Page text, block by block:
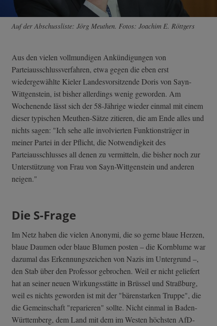
Auf der Abschussliste: Jörg Meuthen. Fotos: Joachim E. Röttgers
Aus den vielen vollmundigen Ankündigungen von
Parteiausschlussverfahren, etwa gegen die eben erst
wiedergewählte Kieler Landesvorsitzende Doris von Sayn-
Wittgenstein, ist bisher allerdings wenig geworden. Am
Wochenende lässt sich der 58-Jährige wieder einmal mit einem
dieser typischen Meuthen-Sätze zitieren, die am Ende alles und
nichts sagen: "Ich sehe alle involvierten Funktionsträger in
meiner Partei in der Pflicht, die Notwendigkeit des
Parteiausschlusses all denen zu vermitteln, die bisher noch zur
Unterstützung von Frau von Sayn-Wittgenstein und anderen
neigen."
Die S-Frage
Im Netz haben die vielen Anonymi, die so gerne blaue Herzen,
blaue Daumen oder blaue Blumen posten – die Kornblume war
dazumal das Erkennungszeichen von Nazis im Untergrund –,
den Stab über den Professor gebrochen. Weil er nicht geliefert
hat an seiner neuen Wirkungsstätte in Brüssel und Straßburg,
weil es nichts geworden ist mit der "bärenstarken Truppe", die
die Gemeinschaft "reparieren" sollte. Nicht einmal in Baden-
Württemberg, dem Land mit dem im Westen höchsten AfD-